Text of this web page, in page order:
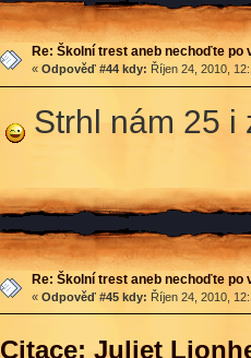
Re: Školní trest aneb nechoďte po
« Odpověď #44 kdy: Říjen 24, 2010,
Strhl nám 25 i
Re: Školní trest aneb nechoďte po
« Odpověď #45 kdy: Říjen 24, 2010,
Citace: Juliet